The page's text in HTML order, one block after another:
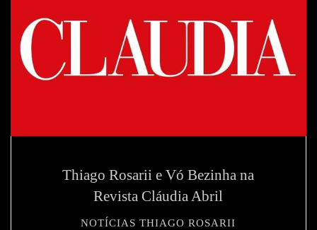
Thiago Rosarii e Vó Bezinha na
Revista Cláudia Abril
NOTÍCIAS THIAGO ROSARII